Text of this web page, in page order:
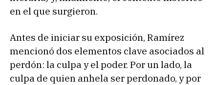
en el que surgieron.
Antes de iniciar su exposición, Ramírez
mencionó dos elementos clave asociados al
perdón: la culpa y el poder. Por un lado, la
culpa de quien anhela ser perdonado, y por